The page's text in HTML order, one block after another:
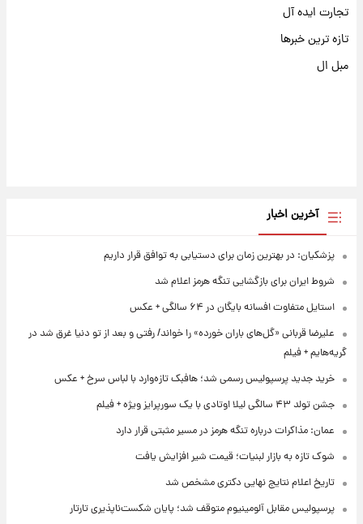
تجارت ایده آل
تازه ترین خبرها
مبل ال
آخرین اخبار
پزشکیان: در بهترین زمان برای دستیابی به توافق قرار داریم
شروط ایران برای بازگشایی تنگه هرمز اعلام شد
استایل متفاوت افسانه بایگان در ۶۴ سالگی + عکس
علیرضا قربانی «گل‌های باران خورده» را خواند/ رفتی و بعد از تو دنیا غرق شد در
گریه‌هایم + فیلم
خرید جدید پرسپولیس رسمی شد؛ هافبک تازه‌وارد با لباس سرخ + عکس
جشن تولد ۴۳ سالگی لیلا اوتادی با یک سورپرایز ویژه + فیلم
عمان: مذاکرات درباره تنگه هرمز در مسیر مثبتی قرار دارد
شوک تازه به بازار لبنیات؛ قیمت شیر افزایش یافت
تاریخ اعلام نتایج نهایی دکتری مشخص شد
پرسپولیس مقابل آلومینیوم متوقف شد؛ پایان شکست‌ناپذیری تارتار